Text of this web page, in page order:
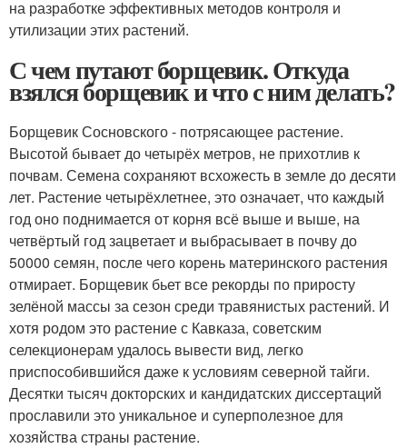
на разработке эффективных методов контроля и
утилизации этих растений.
С чем путают борщевик. Откуда
взялся борщевик и что с ним делать?
Борщевик Сосновского - потрясающее растение.
Высотой бывает до четырёх метров, не прихотлив к
почвам. Семена сохраняют всхожесть в земле до десяти
лет. Растение четырёхлетнее, это означает, что каждый
год оно поднимается от корня всё выше и выше, на
четвёртый год зацветает и выбрасывает в почву до
50000 семян, после чего корень материнского растения
отмирает. Борщевик бьет все рекорды по приросту
зелёной массы за сезон среди травянистых растений. И
хотя родом это растение с Кавказа, советским
селекционерам удалось вывести вид, легко
приспособившийся даже к условиям северной тайги.
Десятки тысяч докторских и кандидатских диссертаций
прославили это уникальное и суперполезное для
хозяйства страны растение.